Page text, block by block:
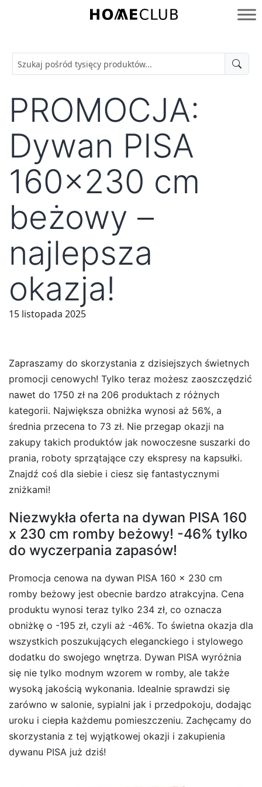
Homeclub
PROMOCJA:
Dywan PISA
160×230 cm
beżowy –
najlepsza
okazja!
15 listopada 2025
Zapraszamy do skorzystania z dzisiejszych świetnych
promocji cenowych! Tylko teraz możesz zaoszczędzić
nawet do 1750 zł na 206 produktach z różnych
kategorii. Największa obniżka wynosi aż 56%, a
średnia przecena to 73 zł. Nie przegap okazji na
zakupy takich produktów jak nowoczesne suszarki do
prania, roboty sprzątające czy ekspresy na kapsułki.
Znajdź coś dla siebie i ciesz się fantastycznymi
zniżkami!
Niezwykła oferta na dywan PISA 160
x 230 cm romby beżowy! -46% tylko
do wyczerpania zapasów!
Promocja cenowa na dywan PISA 160 x 230 cm
romby beżowy jest obecnie bardzo atrakcyjna. Cena
produktu wynosi teraz tylko 234 zł, co oznacza
obniżkę o -195 zł, czyli aż -46%. To świetna okazja dla
wszystkich poszukujących eleganckiego i stylowego
dodatku do swojego wnętrza. Dywan PISA wyróżnia
się nie tylko modnym wzorem w romby, ale także
wysoką jakością wykonania. Idealnie sprawdzi się
zarówno w salonie, sypialni jak i przedpokoju, dodając
uroku i ciepła każdemu pomieszczeniu. Zachęcamy do
skorzystania z tej wyjątkowej okazji i zakupienia
dywanu PISA już dziś!